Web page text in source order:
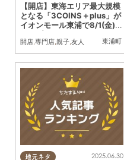
東浦町
【開店】東海エリア最大規模
となる「3COINS＋plus」が
イオンモール東浦で8/1(金)に
開店,専門店,親子,友人
地元ネタ 2025.06.30